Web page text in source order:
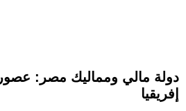
دولة مالي ومماليك مصر:
إفريقيا